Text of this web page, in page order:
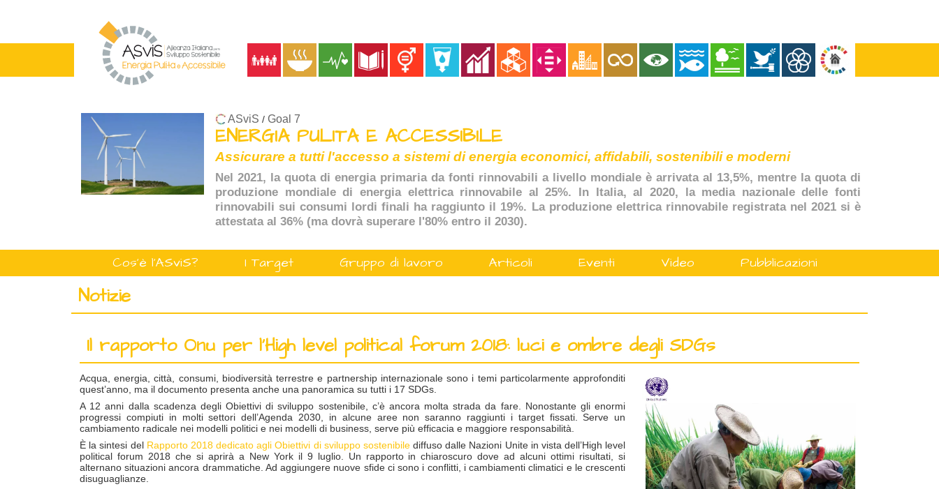
ASviS / Goal 7
ENERGIA PULITA E ACCESSIBILE
Assicurare a tutti l'accesso a sistemi di energia economici, affidabili, sostenibili e moderni
Nel 2021, la quota di energia primaria da fonti rinnovabili a livello mondiale è arrivata al 13,5%, mentre la quota di
produzione mondiale di energia elettrica rinnovabile al 25%. In Italia, al 2020, la media nazionale delle fonti
rinnovabili sui consumi lordi finali ha raggiunto il 19%. La produzione elettrica rinnovabile registrata nel 2021 si è
attestata al 36% (ma dovrà superare l'80% entro il 2030).
Cos'è l'ASviS? I Target Gruppo di lavoro Articoli Eventi Video Pubblicazioni
Notizie
Il rapporto Onu per l’High level political forum 2018: luci e ombre degli SDGs
Acqua, energia, città, consumi, biodiversità terrestre e partnership internazionale sono i temi particolarmente approfonditi
quest’anno, ma il documento presenta anche una panoramica su tutti i 17 SDGs.
A 12 anni dalla scadenza degli Obiettivi di sviluppo sostenibile, c’è ancora molta strada da fare. Nonostante gli enormi
progressi compiuti in molti settori dell’Agenda 2030, in alcune aree non saranno raggiunti i target fissati. Serve un
cambiamento radicale nei modelli politici e nei modelli di business, serve più efficacia e maggiore responsabilità.
È la sintesi del Rapporto 2018 dedicato agli Obiettivi di sviluppo sostenibilediffuso dalle Nazioni Unite in vista dell’High level
political forum 2018 che si aprirà a New York il 9 luglio. Un rapporto in chiaroscuro dove ad alcuni ottimi risultati, si
alternano situazioni ancora drammatiche. Ad aggiungere nuove sfide ci sono i conflitti, i cambiamenti climatici e le crescenti
disuguaglianze.